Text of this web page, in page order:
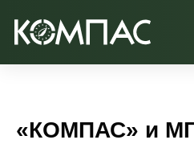
«КОМПАС» и